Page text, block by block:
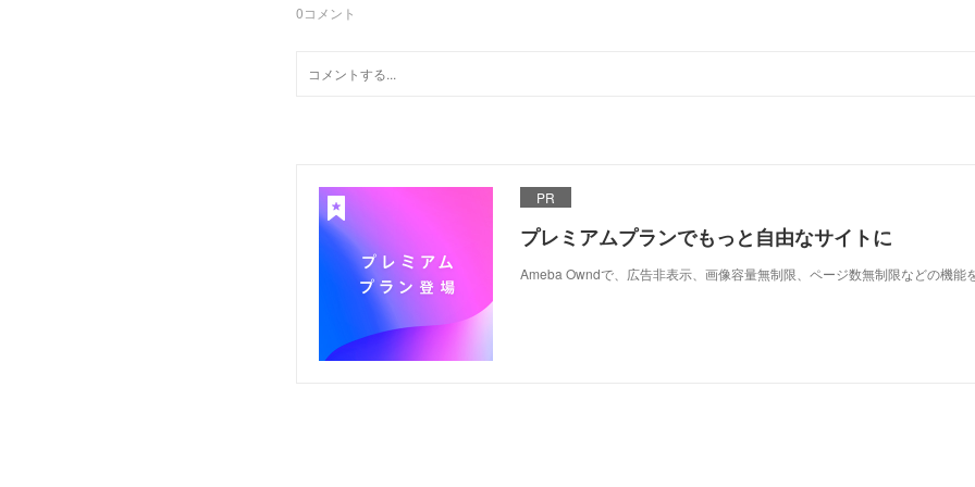
0コメント
PR
プレミアムプランでもっと自由なサイトに
Ameba Owndで、広告非表示、画像容量無制限、ページ数無制限などの機能